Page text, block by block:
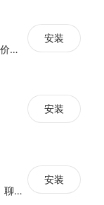
可将表单工具嵌入进网站，用于询价、合作等场景
安装
安装
JivoChat 是一个实时聊天、社交、聊天机器人和 CRM一体化的应用。
安装